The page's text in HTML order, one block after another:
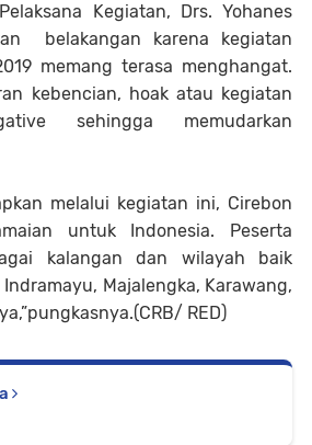
Kegiatan, Drs. Yohanes
belakangan karena kegiatan
memang terasa menghangat.
kebencian, hoak atau kegiatan
sehingga memudarkan
melalui kegiatan ini, Cirebon
untuk Indonesia. Peserta
kalangan dan wilayah baik
Majalengka, Karawang,
RED)